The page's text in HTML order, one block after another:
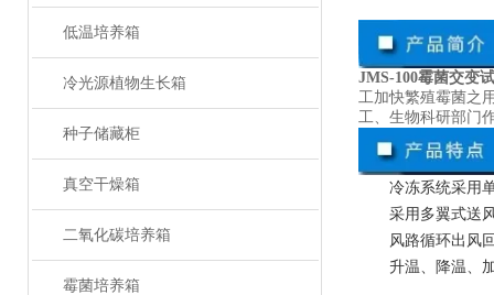
低温培养箱
冷光源植物生长箱
种子储藏柜
真空干燥箱
二氧化碳培养箱
霉菌培养箱
JMS-100霉菌交变
工加快繁殖霉菌之
工、生物科研部门
冷冻系统采用
采用多翼式送
风路循环出风
升温、降温、